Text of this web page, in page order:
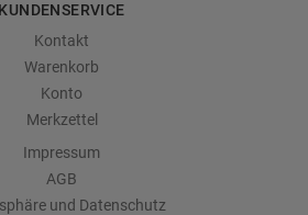
KUNDENSERVICE
Kontakt
Warenkorb
Konto
Merkzettel
Impressum
AGB
und Datenschutz